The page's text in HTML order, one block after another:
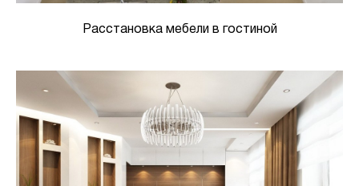
Расстановка мебели в гостиной